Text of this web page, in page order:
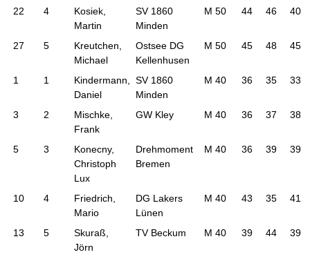
22 4
Kosiek,
Martin
SV 1860
Minden
M 50 44 46 40
27 5
Kreutchen,
Michael
Ostsee DG
Kellenhusen
M 50 45 48 45
1 1
Kindermann,
Daniel
SV 1860
Minden
M 40 36 35 33
3 2
Mischke,
Frank
GW Kley M 40 36 37 38
5 3
Konecny,
Christoph
Lux
Drehmoment
Bremen
M 40 36 39 39
10 4
Friedrich,
Mario
DG Lakers
Lünen
M 40 43 35 41
13 5
Skuraß,
Jörn
TV Beckum M 40 39 44 39